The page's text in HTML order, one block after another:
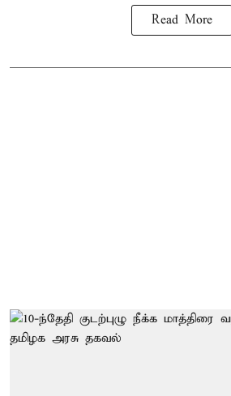
Read More